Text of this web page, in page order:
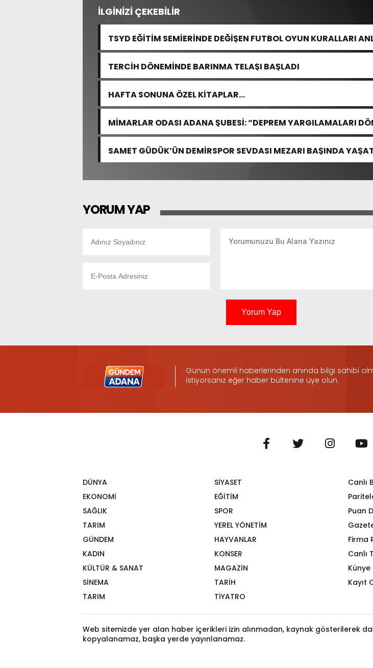
İLGİNİZİ ÇEKEBİLİR
TSYD EĞİTİM SEMİERİNDE DEĞİŞEN FUTBOL OYUN KURALLARI
TERCİH DÖNEMİNDE BARINMA TELAŞI BAŞLADI
HAFTA SONUNA ÖZEL KİTAPLAR…
MİMARLAR ODASI ADANA ŞUBESİ: “DEPREM YARGILAMALARI
MEVZUATINA VE BİLİMSEL ESASLARA GÖRE YAPILMALIDIR”
SAMET GÜDÜK’ÜN DEMİRSPOR SEVDASI MEZARI BAŞINDA
YORUM YAP
Yorum Yap
Günün önemli haberlerinden anında bilgi sahibi
istiyorsanız eğer haber bültenine üye olun.
DÜNYA
SİYASET
EKONOMİ
EĞİTİM
SAĞLIK
SPOR
TARIM
YEREL YÖNETİM
GÜNDEM
HAYVANLAR
KADIN
KONSER
KÜLTÜR & SANAT
MAGAZİN
SİNEMA
TARİH
TARIM
TİYATRO
Canlı
Puan
Firma
Canlı
Künye
Kayıt
Web sitemizde yer alan haber içerikleri izin alınmadan, kaynak gösterilerek
kopyalanamaz, başka yerde yayınlanamaz.